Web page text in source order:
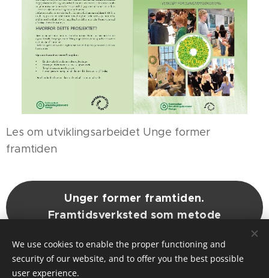
Les om utviklingsarbeidet Unge former
framtiden
Unger former framtiden.
Framtidsverksted som metode
We use cookies to enable the proper functioning and
security of our website, and to offer you the best possible
user experience.